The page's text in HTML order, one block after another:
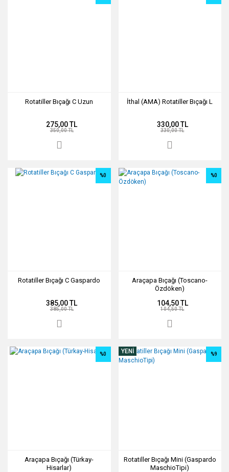
Rotatiller Bıçağı C Uzun
275,00 TL
350,00 TL
İthal (AMA) Rotatiller Bıçağı L
330,00 TL
330,00 TL
Rotatiller Bıçağı C Gaspardo
%0
385,00 TL
385,00 TL
Araçapa Bıçağı (Toscano-
Özdöken)
%0
104,50 TL
104,50 TL
Araçapa Bıçağı (Türkay-
Hisarlar)
%0 YENİ
Rotatiller Bıçağı Mini (Gaspardo
MaschioTipi)
%9